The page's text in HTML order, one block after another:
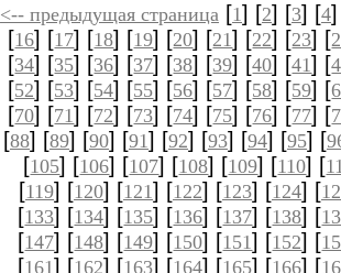
<-- предыдущая страница [1] [2] [3] [4
[16] [17] [18] [19] [20] [21] [22] [23] [
[34] [35] [36] [37] [38] [39] [40] [41] [
[52] [53] [54] [55] [56] [57] [58] [59] [
[70] [71] [72] [73] [74] [75] [76] [77] [
[88] [89] [90] [91] [92] [93] [94] [95] [
[105] [106] [107] [108] [109] [110] [
[119] [120] [121] [122] [123] [124] [
[133] [134] [135] [136] [137] [138] [
[147] [148] [149] [150] [151] [152] [
[161] [162] [163] [164] [165] [166] [